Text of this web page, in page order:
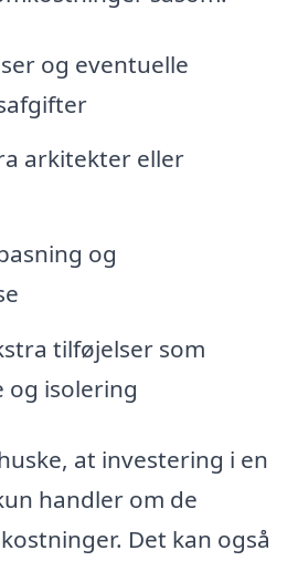
og eventuelle
arkitekter eller
og
tilføjelser som
og isolering
at investering i en
handler om de
Det kan også